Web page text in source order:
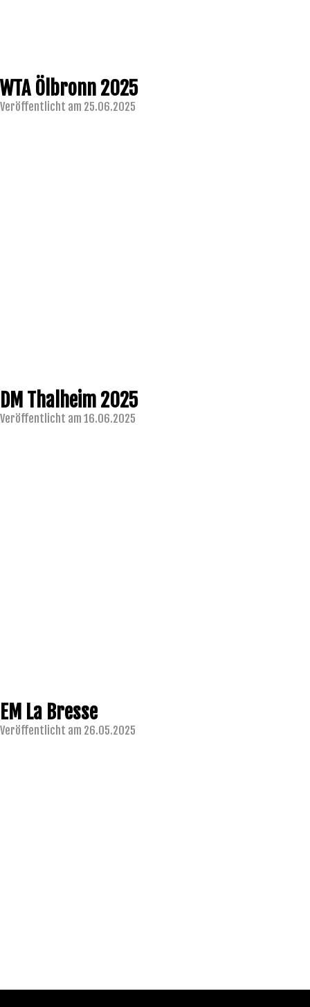
WTA Ölbronn 2025
Veröffentlicht am 25.06.2025
DM Thalheim 2025
Veröffentlicht am 16.06.2025
EM La Bresse
Veröffentlicht am 26.05.2025